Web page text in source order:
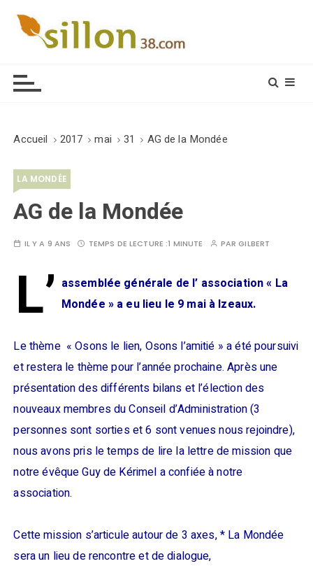
Accueil 2017 mai 31 AG de la Mondée
LA MONDÉE
AG de la Mondée
IL Y A 9 ANS TEMPS DE LECTURE :1 MINUTE PARGILBERT
L’ assemblée générale de l’ association « La
Mondée » a eu lieu le 9 mai à Izeaux.
Le thème « Osons le lien, Osons l’amitié » a été poursuivi
et restera le thème pour l’année prochaine. Après une
présentation des différents bilans et l’élection des
nouveaux membres du Conseil d’Administration (3
personnes sont sorties et 6 sont venues nous rejoindre),
nous avons pris le temps de lire la lettre de mission que
notre évêque Guy de Kérimel a confiée à notre
association.
Cette mission s’articule autour de 3 axes, * La Mondée
sera un lieu de rencontre et de dialogue,